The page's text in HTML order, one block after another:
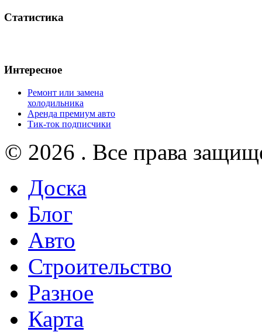
Статистика
Интересное
Ремонт или замена
холодильника
Аренда премиум авто
Тик-ток подписчики
© 2026 . Все права
Доска
Блог
Авто
Строительство
Разное
Карта